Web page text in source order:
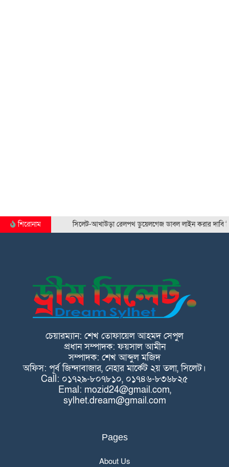
শিরোনাম সিলেট-আখাউড়া রেলপথ ডুয়েলগেজ ডাবল লাইন করার দাবি সিলেট…
চেয়ারম্যান: শেখ তোফায়েল আহমদ সেপুল
প্রধান সম্পাদক: ফয়সাল আমীন
সম্পাদক: শেখ আব্দুল মজিদ
অফিস: পূর্ব জিন্দাবাজার, নেহার মার্কেট ২য় তলা, সিলেট।
Call: ০১৭২৯-৮০৭৮১০, ০১৭৪৬-৮৩৬৮২৫
Emal: mozid24@gmail.com,
sylhet.dream@gmail.com
Pages
About Us